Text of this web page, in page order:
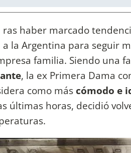
ras haber marcado
a la Argentina para seguir
familia. Siendo una
, la ex Primera Dama
como más cómodo e
últimas horas, decidió